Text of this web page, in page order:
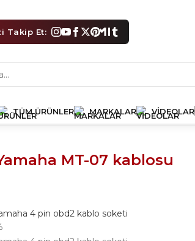
Takip Et:
TÜM ÜRÜNLER MARKALAR VIDEOLAR
etiketlendi Tek bir sonuç gösteriliyor
MT-07 kablosu